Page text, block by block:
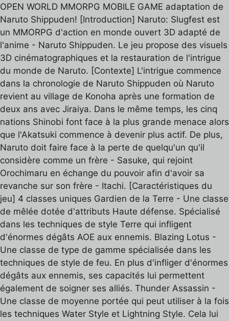
OPEN WORLD MMORPG MOBILE GAME adaptation de
Naruto Shippuden! [Introduction] Naruto: Slugfest est
un MMORPG d'action en monde ouvert 3D adapté de
l'anime - Naruto Shippuden. Le jeu propose des visuels
3D cinématographiques et la restauration de l'intrigue
du monde de Naruto. [Contexte] L'intrigue commence
dans la chronologie de Naruto Shippuden où Naruto
revient au village de Konoha après une formation de
deux ans avec Jiraiya. Dans le même temps, les cinq
nations Shinobi font face à la plus grande menace alors
que l'Akatsuki commence à devenir plus actif. De plus,
Naruto doit faire face à la perte de quelqu'un qu'il
considère comme un frère - Sasuke, qui rejoint
Orochimaru en échange du pouvoir afin d'avoir sa
revanche sur son frère - Itachi. [Caractéristiques du
jeu] 4 classes uniques Gardien de la Terre - Une classe
de mêlée dotée d'attributs Haute défense. Spécialisé
dans les techniques de style Terre qui infligent
d'énormes dégâts AOE aux ennemis. Blazing Lotus -
Une classe de type de gamme spécialisée dans les
techniques de style de feu. En plus d'infliger d'énormes
dégâts aux ennemis, ses capacités lui permettent
également de soigner ses alliés. Thunder Assassin -
Une classe de moyenne portée qui peut utiliser à la fois
les techniques Water Style et Lightning Style. Cela lui